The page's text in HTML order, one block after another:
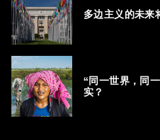
多边主义的未来
“同一世界，同
实？